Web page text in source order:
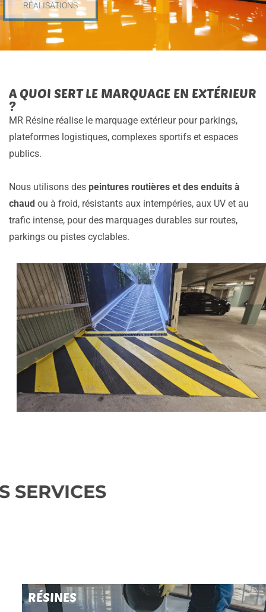
RÉALISATIONS
A QUOI SERT LE MARQUAGE EN EXTÉRIEUR
?
MR Résine réalise le marquage extérieur pour parkings,
plateformes logistiques, complexes sportifs et espaces
publics.
Nous utilisons des peintures routières et des enduits à
chaud ou à froid, résistants aux intempéries, aux UV et au
trafic intense, pour des marquages durables sur routes,
parkings ou pistes cyclables.
NOS SERVICES
RÉSINES